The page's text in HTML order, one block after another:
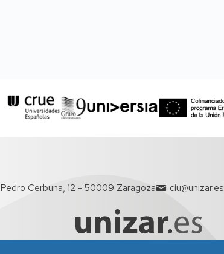
Pedro Cerbuna, 12 - 50009 Zaragoza ciu@unizar.es